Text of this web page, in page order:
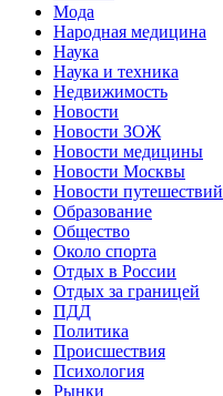
Мода
Народная медицина
Наука
Наука и техника
Недвижимость
Новости
Новости ЗОЖ
Новости медицины
Новости Москвы
Новости путешествий
Образование
Общество
Около спорта
Отдых в России
Отдых за границей
ПДД
Политика
Происшествия
Психология
Рынки